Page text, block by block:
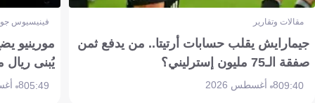
مقالات وتقارير
جيمارايش يقلب حسابات أرتيتا.. من يدفع ثمن
صفقة الـ75 مليون إسترليني؟
09:408 أغسطس 2026
فينيسيوس
مورينيو
يُبنى ريال
05:498 أغسطس 2026